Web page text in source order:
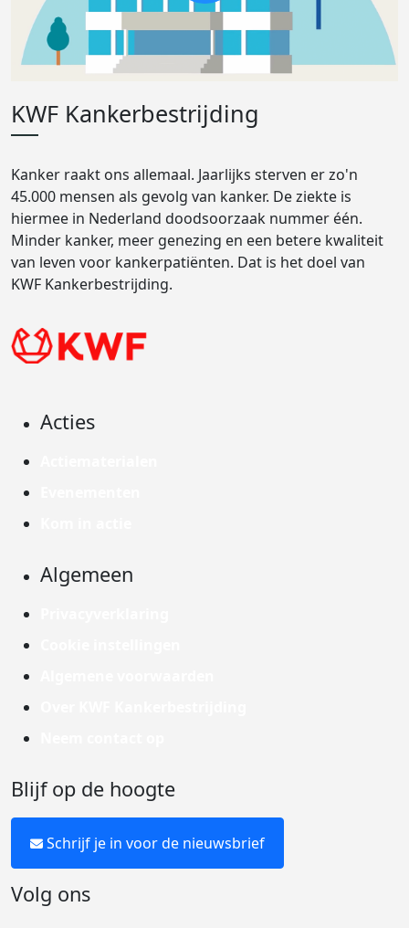
KWF Kankerbestrijding
Kanker raakt ons allemaal. Jaarlijks sterven er zo'n
45.000 mensen als gevolg van kanker. De ziekte is
hiermee in Nederland doodsoorzaak nummer één.
Minder kanker, meer genezing en een betere kwaliteit
van leven voor kankerpatiënten. Dat is het doel van
KWF Kankerbestrijding.
Acties
Algemeen
Blijf op de hoogte
Schrijf je in voor de nieuwsbrief
Volg ons